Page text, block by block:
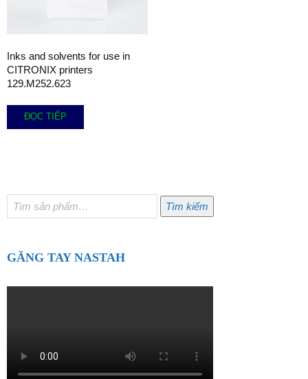
Inks and solvents for use in
CITRONIX printers
129.M252.623
ĐỌC TIẾP
Tìm
kiếm:
Tìm kiếm
GĂNG TAY NASTAH